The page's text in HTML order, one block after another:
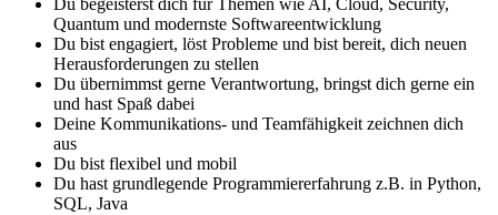
Du begeisterst dich für Themen wie AI, Cloud, Security,
Quantum und modernste Softwareentwicklung
Du bist engagiert, löst Probleme und bist bereit, dich neuen
Herausforderungen zu stellen
Du übernimmst gerne Verantwortung, bringst dich gerne ein
und hast Spaß dabei
Deine Kommunikations- und Teamfähigkeit zeichnen dich
aus
Du bist flexibel und mobil
Du hast grundlegende Programmiererfahrung z.B. in Python,
SQL, Java